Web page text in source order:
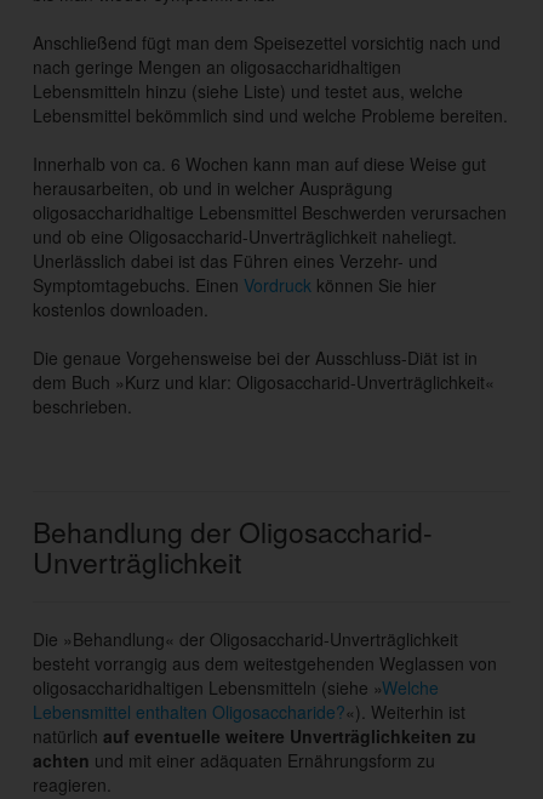
Anschließend fügt man dem Speisezettel vorsichtig nach und
nach geringe Mengen an oligosaccharidhaltigen
Lebensmitteln hinzu (siehe Liste) und testet aus, welche
Lebensmittel bekömmlich sind und welche Probleme bereiten.
Innerhalb von ca. 6 Wochen kann man auf diese Weise gut
herausarbeiten, ob und in welcher Ausprägung
oligosaccharidhaltige Lebensmittel Beschwerden verursachen
und ob eine Oligosaccharid-Unverträglichkeit naheliegt.
Unerlässlich dabei ist das Führen eines Verzehr- und
Symptomtagebuchs. Einen Vordruckkönnen Sie hier
kostenlos downloaden.
Die genaue Vorgehensweise bei der Ausschluss-Diät ist in
dem Buch »Kurz und klar: Oligosaccharid-Unverträglichkeit«
beschrieben.
Behandlung der Oligosaccharid-
Unverträglichkeit
Die »Behandlung« der Oligosaccharid-Unverträglichkeit
besteht vorrangig aus dem weitestgehenden Weglassen von
oligosaccharidhaltigen Lebensmitteln (siehe »Welche
Lebensmittel enthalten Oligosaccharide?«). Weiterhin ist
natürlich auf eventuelle weitere Unverträglichkeiten zu
achten und mit einer adäquaten Ernährungsform zu
reagieren.